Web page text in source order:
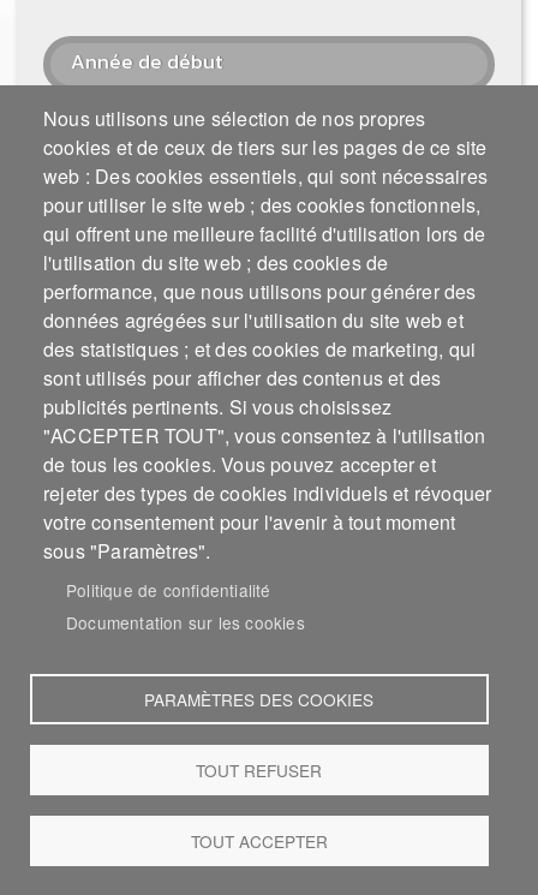
Année de début
2014 2013 2012
2011
2010
2008 2007
2006
2005
2004 2003
2002
2001
2000 1999
1998
1997
1995
1993
1992 1991
1990
1989
1988 1987
1986
1985
1984 1983
1982
1981
1980 1979
1978
1977
1976 1975
1973
1972 1971
1970
1969
1968 1967
1966
1965
1964 1963
1962
1961
1960 1958
1957
1956
1955
1952
1950
1947
1944
1926
1922
1918 1917
Nous utilisons une sélection de nos propres
cookies et de ceux de tiers sur les pages de ce site
web : Des cookies essentiels, qui sont nécessaires
pour utiliser le site web ; des cookies fonctionnels,
qui offrent une meilleure facilité d'utilisation lors de
l'utilisation du site web ; des cookies de
performance, que nous utilisons pour générer des
données agrégées sur l'utilisation du site web et
des statistiques ; et des cookies de marketing, qui
sont utilisés pour afficher des contenus et des
publicités pertinents. Si vous choisissez
"ACCEPTER TOUT", vous consentez à l'utilisation
de tous les cookies. Vous pouvez accepter et
rejeter des types de cookies individuels et révoquer
votre consentement pour l'avenir à tout moment
sous "Paramètres".
Politique de confidentialité
Documentation sur les cookies
PARAMÈTRES DES COOKIES
TOUT REFUSER
TOUT ACCEPTER